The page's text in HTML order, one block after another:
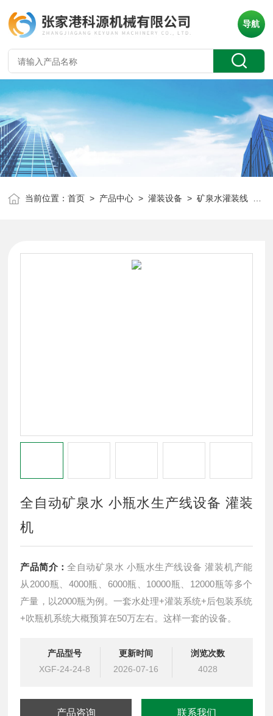
导航
当前位置：首页 > 产品中心 >灌装设备 >矿泉水灌装线
全自动矿泉水 小瓶水生产线设备 灌装
机
产品简介：全自动矿泉水 小瓶水生产线设备 灌装机产能
从2000瓶、4000瓶、6000瓶、10000瓶、12000瓶等多个
产量，以2000瓶为例。一套水处理+灌装系统+后包装系统
+吹瓶机系统大概预算在50万左右。这样一套的设备。
产品型号
XGF-24-24-8
更新时间
2026-07-16
浏览次数
4028
产品咨询 联系我们